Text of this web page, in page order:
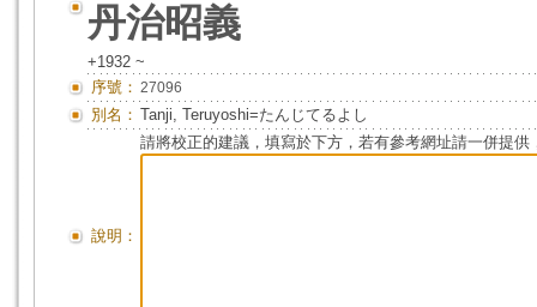
丹治昭義
+1932 ~
序號： 27096
別名： Tanji, Teruyoshi=たんじてるよし
說明：
請將校正的建議，填寫於下方，若有參考網址請一併提供